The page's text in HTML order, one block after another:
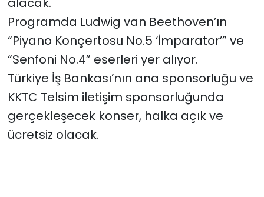
Programda Ludwig van Beethoven’ın
“Piyano Konçertosu No.5 ‘İmparator’” ve
“Senfoni No.4” eserleri yer alıyor.
Türkiye İş Bankası’nın ana sponsorluğu ve
KKTC Telsim iletişim sponsorluğunda
gerçekleşecek konser, halka açık ve
ücretsiz olacak.
Yazarlar